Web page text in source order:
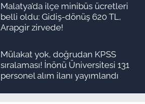
Malatya’da ilçe minibüs ücretleri
belli oldu: Gidiş-dönüş 620 TL,
Arapgir zirvede!
Mülakat yok, doğrudan KPSS
sıralaması! İnönü Üniversitesi 131
personel alım ilanı yayımlandı